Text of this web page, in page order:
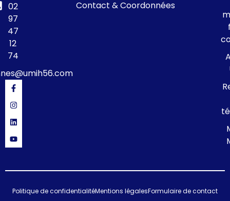
02
97
47
12
74
Contact & Coordonnées
Politique de confidentialitéMentions légalesFormulaire de contact